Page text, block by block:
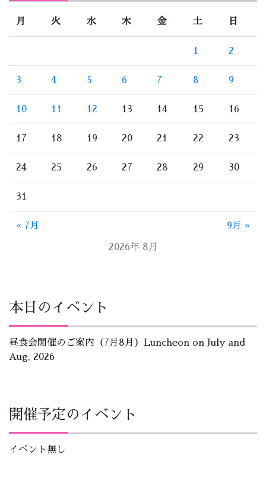
2026年 8月
月 火 水 木 金 土 日
1 2
3 4 5 6 7 8 9
10 11 12 13 14 15 16
17 18 19 20 21 22 23
24 25 26 27 28 29 30
31
« 7月 9月 »
本日のイベント
昼食会開催のご案内（7月8月）Luncheon on July and
Aug, 2026
開催予定のイベント
イベント無し